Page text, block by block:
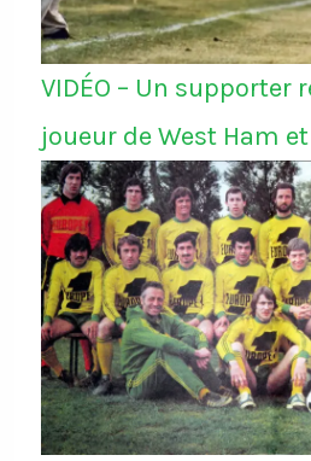
VIDÉO – Un supporter
joueur de West Ham